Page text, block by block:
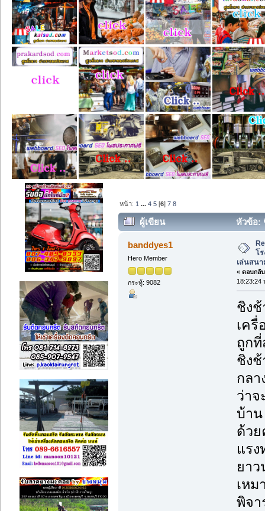
หน้า: 1 ...4 5 [6]7 8
ผู้เขียน
หัวข้อ:
เครื่องเล่นสนามเด็กเล่น ราคาถูก (อ่
banddyes1
Hero Member
กระทู้: 9082
โ
เล่นสนา
« ตอบกลั
18:23:24
ชิงช้
เครื่
ถูกที่
ชิงช้
กลา
ว่าจ
บ้าน
ด้วย
แร
ยาว
เหม
พิจา